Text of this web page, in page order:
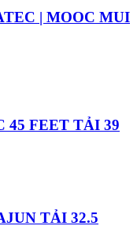
| MOOC MUI
45 FEET TẢI 39
TẢI 32.5